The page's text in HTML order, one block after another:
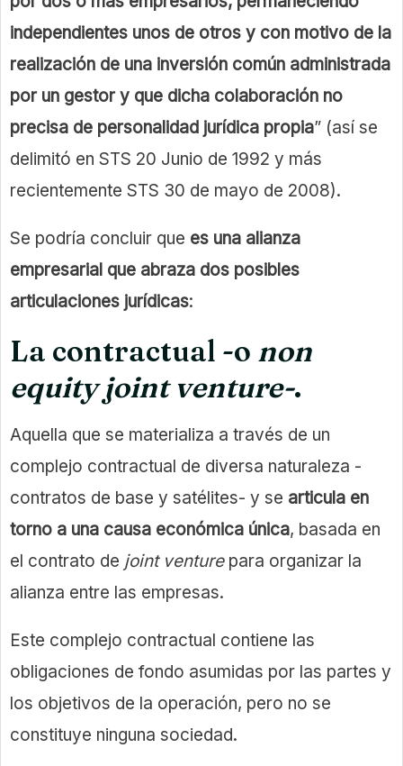
independientes unos de otros y con motivo de la
realización de una inversión común administrada
por un gestor y que dicha colaboración no
precisa de personalidad jurídica propia” (así se
delimitó en STS 20 Junio de 1992 y más
recientemente STS 30 de mayo de 2008).
Se podría concluir que es una alianza
empresarial que abraza dos posibles
articulaciones jurídicas:
La contractual -o non
equity joint venture-.
Aquella que se materializa a través de un
complejo contractual de diversa naturaleza -
contratos de base y satélites- y se articula en
torno a una causa económica única, basada en
el contrato de joint venture para organizar la
alianza entre las empresas.
Este complejo contractual contiene las
obligaciones de fondo asumidas por las partes y
los objetivos de la operación, pero no se
constituye ninguna sociedad.